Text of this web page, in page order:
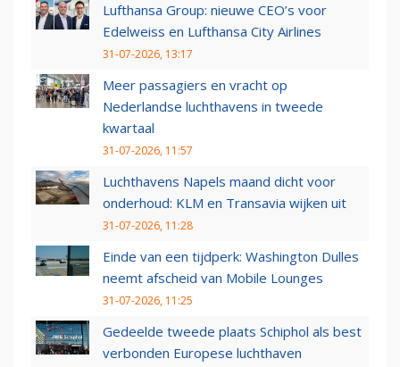
Lufthansa Group: nieuwe CEO’s voor
Edelweiss en Lufthansa City Airlines
31-07-2026, 13:17
Meer passagiers en vracht op
Nederlandse luchthavens in tweede
kwartaal
31-07-2026, 11:57
Luchthavens Napels maand dicht voor
onderhoud: KLM en Transavia wijken uit
31-07-2026, 11:28
Einde van een tijdperk: Washington Dulles
neemt afscheid van Mobile Lounges
31-07-2026, 11:25
Gedeelde tweede plaats Schiphol als best
verbonden Europese luchthaven